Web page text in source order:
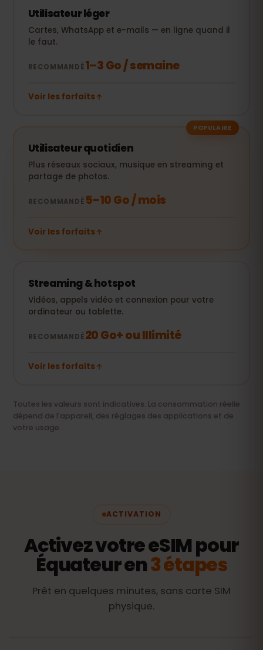
Utilisateur léger
Cartes, WhatsApp et e-mails — en ligne quand il
le faut.
RECOMMANDÉ1–3 Go / semaine
Voir les forfaits
POPULAIRE
Utilisateur quotidien
Plus réseaux sociaux, musique en streaming et
partage de photos.
RECOMMANDÉ 5–10 Go / mois
Voir les forfaits
Streaming & hotspot
Vidéos, appels vidéo et connexion pour votre
ordinateur ou tablette.
RECOMMANDÉ20 Go+ ou Illimité
Voir les forfaits
Toutes les valeurs sont indicatives. La consommation réelle
dépend de l'appareil, des réglages des applications et de
votre usage.
ACTIVATION
Activez votre eSIM pour
Équateur en3 étapes
Prêt en quelques minutes, sans carte SIM
physique.